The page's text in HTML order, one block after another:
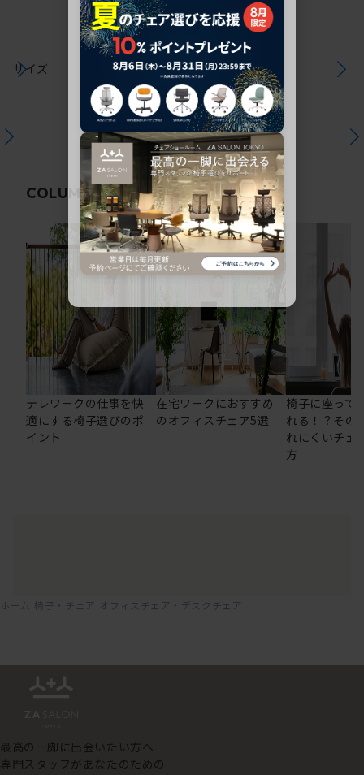
サイズ
COLUMN関連コラム
テレワークの仕事を快
適にする椅子選びのポ
イント
在宅ワークにおすすめ
のオフィスチェア5選
椅子に座って
れる！？その
れにくいチェ
方
ホーム 椅子・チェア オフィスチェア・デスクチェア
最高の一脚に出会いたい方へ
専門スタッフがあなたのための